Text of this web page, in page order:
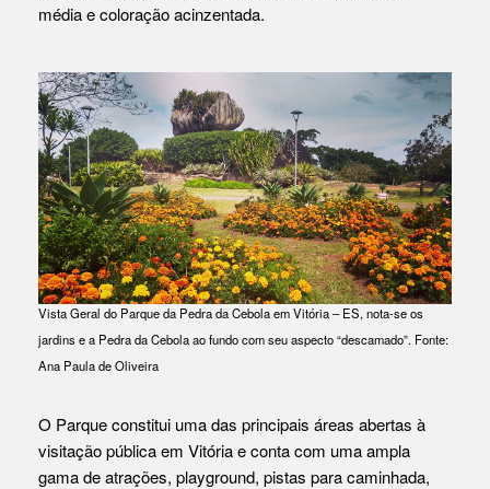
média e coloração acinzentada.
Vista Geral do Parque da Pedra da Cebola em Vitória – ES, nota-se os
jardins e a Pedra da Cebola ao fundo com seu aspecto “descamado”. Fonte:
Ana Paula de Oliveira
O Parque constitui uma das principais áreas abertas à
visitação pública em Vitória e conta com uma ampla
gama de atrações, playground, pistas para caminhada,